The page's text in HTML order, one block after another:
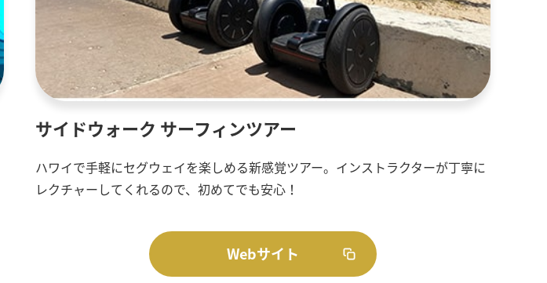
サイドウォーク サーフィンツアー
ハワイで手軽にセグウェイを楽しめる新感覚ツアー。インストラクターが丁寧に
レクチャーしてくれるので、初めてでも安心！
Webサイト